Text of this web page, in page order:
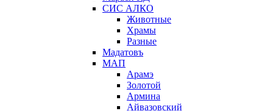
СИС АЛКО
Животные
Храмы
Разные
Мадатовъ
МАП
Арамэ
Золотой
Армина
Айвазовский